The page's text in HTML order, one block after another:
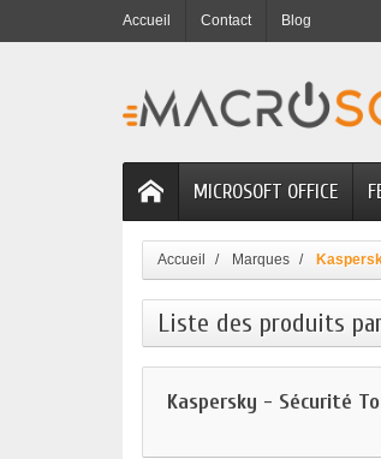
Accueil Contact Blog
MICROSOFT OFFICE
Accueil Marques
Liste des produits
Kaspersky - Sécurité